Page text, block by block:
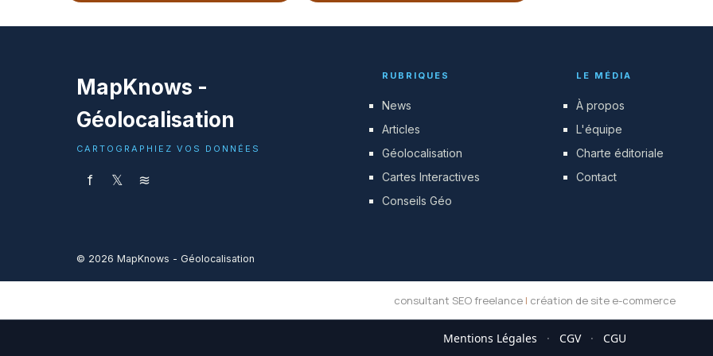
MapKnows -
Géolocalisation
CARTOGRAPHIEZ VOS DONNÉES
f 𝕏 ≋
RUBRIQUES
News
Articles
Géolocalisation
Cartes Interactives
Conseils Géo
LE MÉDIA
À propos
L'équipe
Charte éditoriale
Contact
© 2026 MapKnows - Géolocalisation
consultant SEO freelance | création de site e-commerce
Mentions Légales · CGV · CGU